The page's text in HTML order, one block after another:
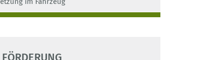
FÖRDERUNG